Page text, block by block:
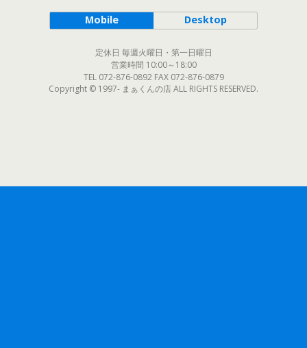
Mobile Desktop
定休日 毎週火曜日・第一日曜日
営業時間 10:00～18:00
TEL 072-876-0892 FAX 072-876-0879
Copyright © 1997- まぁくんの店 ALL RIGHTS RESERVED.